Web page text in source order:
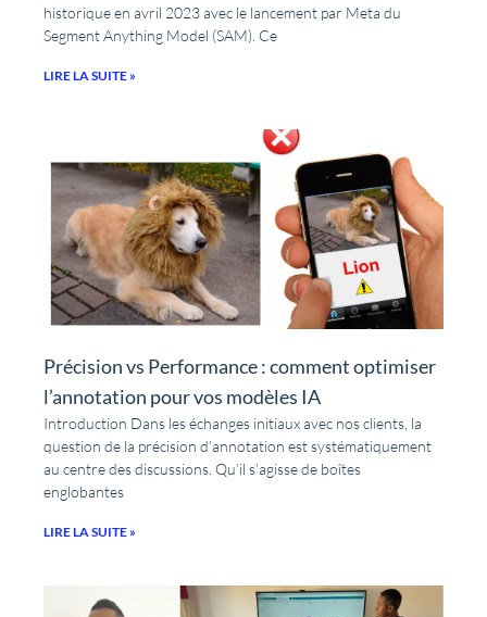
historique en avril 2023 avec le lancement par Meta du
Segment Anything Model (SAM). Ce
LIRE LA SUITE »
Précision vs Performance : comment optimiser
l’annotation pour vos modèles IA
Introduction Dans les échanges initiaux avec nos clients, la
question de la précision d’annotation est systématiquement
au centre des discussions. Qu’il s’agisse de boîtes
englobantes
LIRE LA SUITE »